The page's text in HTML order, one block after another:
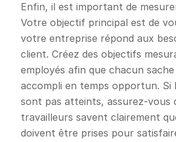
Enfin, il est important de
Votre objectif principal est de
votre entreprise répond aux
client. Créez des objectifs
employés afin que chacun
accompli en temps opportun. Si
sont pas atteints, assurez-vous
travailleurs savent clairement
doivent être prises pour